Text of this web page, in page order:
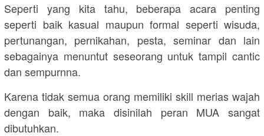
Seperti yang kita tahu, beberapa acara penting
seperti baik kasual maupun formal seperti wisuda,
pertunangan, pernikahan, pesta, seminar dan lain
sebagainya menuntut seseorang untuk tampil cantic
dan sempurnna.
Karena tidak semua orang memiliki skill merias wajah
dengan baik, maka disinilah peran MUA sangat
dibutuhkan.